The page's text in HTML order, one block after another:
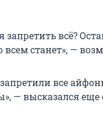
запретить всё?
станет», —
все
— высказался еще